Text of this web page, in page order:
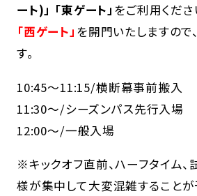
ート)」 「東ゲート」 をご利用くださ
「西ゲート」 を開門いたしますので
す。
10:45～11:15/横断幕事前搬入
11:30～/シーズンパス先行入場
12:00～/一般入場
※キックオフ直前、ハーフタイム
様が集中して大変混雑することが